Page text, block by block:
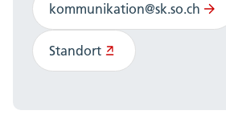
kommunikation@sk.so.ch
Standort